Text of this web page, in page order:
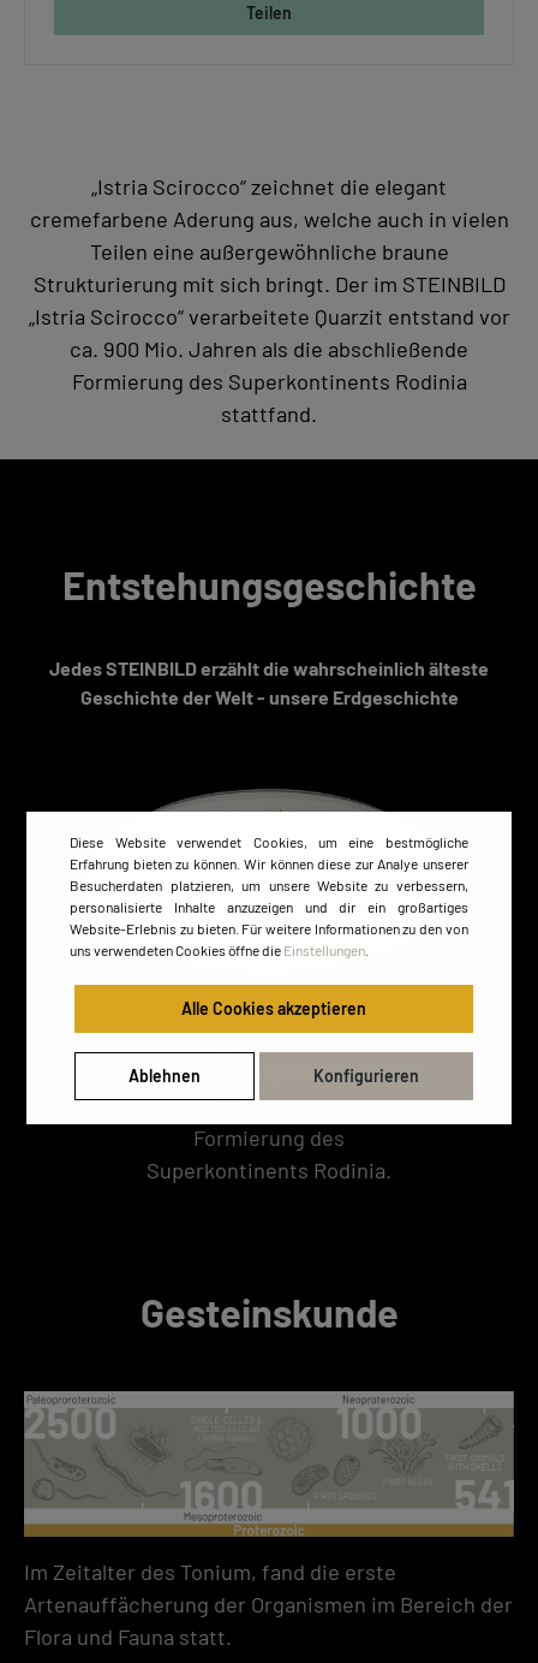
Teilen
„Istria Scirocco“ zeichnet die elegant
cremefarbene Aderung aus, welche auch in vielen
Teilen eine außergewöhnliche braune
Strukturierung mit sich bringt. Der im STEINBILD
„Istria Scirocco“ verarbeitete Quarzit entstand vor
ca. 900 Mio. Jahren als die abschließende
Formierung des Superkontinents Rodinia
stattfand.
Entstehungsgeschichte
Jedes STEINBILD erzählt die wahrscheinlich älteste
Geschichte der Welt - unsere Erdgeschichte
Zur Zeit der Entstehung
dieses Natursteins
geschah die
abschließende
Formierung des
Superkontinents Rodinia.
Gesteinskunde
Im Zeitalter des Tonium, fand die erste
Artenauffächerung der Organismen im Bereich der
Flora und Fauna statt.
Diese Website verwendet Cookies, um eine bestmögliche
Erfahrung bieten zu können. Wir können diese zur Analye unserer
Besucherdaten platzieren, um unsere Website zu verbessern,
personalisierte Inhalte anzuzeigen und dir ein großartiges
Website-Erlebnis zu bieten. Für weitere Informationen zu den von
uns verwendeten Cookies öffne die Einstellungen
Alle Cookies akzeptieren
Ablehnen Konfigurieren